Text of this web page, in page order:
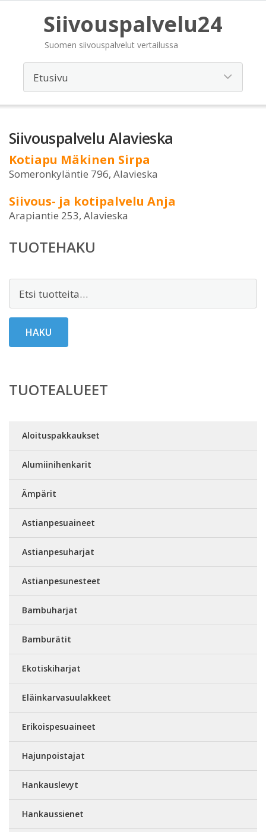
Siivouspalvelu24
Suomen siivouspalvelut vertailussa
Siivouspalvelu Alavieska
Kotiapu Mäkinen Sirpa
Someronkyläntie 796, Alavieska
Siivous- ja kotipalvelu Anja
Arapiantie 253, Alavieska
TUOTEHAKU
HAKU
TUOTEALUEET
Aloituspakkaukset
Alumiinihenkarit
Ämpärit
Astianpesuaineet
Astianpesuharjat
Astianpesunesteet
Bambuharjat
Bamburätit
Ekotiskiharjat
Eläinkarvasuulakkeet
Erikoispesuaineet
Hajunpoistajat
Hankauslevyt
Hankaussienet